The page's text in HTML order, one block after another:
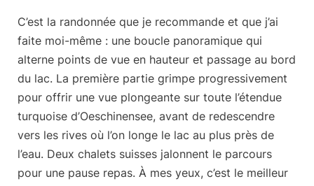
C’est la randonnée que je recommande et que j’ai
faite moi-même : une boucle panoramique qui
alterne points de vue en hauteur et passage au bord
du lac. La première partie grimpe progressivement
pour offrir une vue plongeante sur toute l’étendue
turquoise d’Oeschinensee, avant de redescendre
vers les rives où l’on longe le lac au plus près de
l’eau. Deux chalets suisses jalonnent le parcours
pour une pause repas. À mes yeux, c’est le meilleur